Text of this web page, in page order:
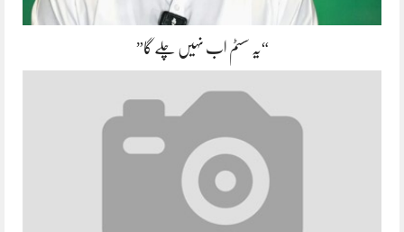
“یہ سسٹم اب نہیں چلے گا”